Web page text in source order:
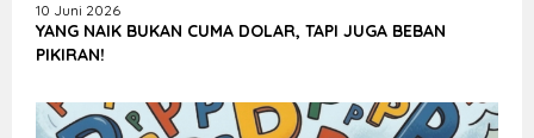
10 Juni 2026
YANG NAIK BUKAN CUMA DOLAR, TAPI JUGA BEBAN
PIKIRAN!